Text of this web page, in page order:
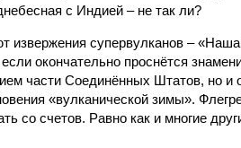
с Индией – не так ли?
извержения супервулканов –
окончательно проснётся
части Соединённых Штатов, но и
«вулканической зимы».
со счетов. Равно как и многие